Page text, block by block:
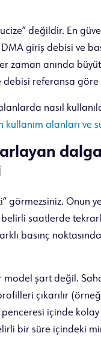
değildir. En
giriş debisi ve
zaman anında
referansa göre
nasıl
kullanım alanları ve
görmezsiniz. Onun
belirli saatlerde
basınç
şart değil.
çıkarılır
içinde
bir süre içindeki